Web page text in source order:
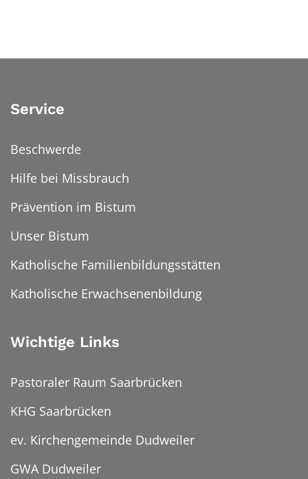
Service
Beschwerde
Hilfe bei Missbrauch
Prävention im Bistum
Unser Bistum
Katholische Familienbildungsstätten
Katholische Erwachsenenbildung
Wichtige Links
Pastoraler Raum Saarbrücken
KHG Saarbrücken
ev. Kirchengemeinde Dudweiler
GWA Dudweiler